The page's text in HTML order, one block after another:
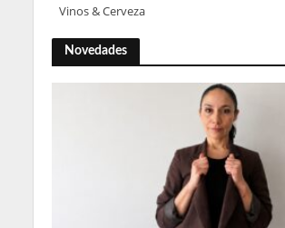
Vinos & Cerveza
Novedades